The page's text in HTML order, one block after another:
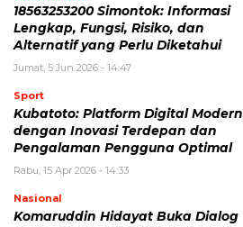
18563253200 Simontok: Informasi
Lengkap, Fungsi, Risiko, dan
Alternatif yang Perlu Diketahui
Jumat, 5 Jun 2026 - 14:47
Sport
Kubatoto: Platform Digital Modern
dengan Inovasi Terdepan dan
Pengalaman Pengguna Optimal
Rabu, 15 Apr 2026 - 14:33
Nasional
Komaruddin Hidayat Buka Dialog